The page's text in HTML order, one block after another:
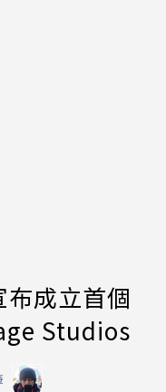
成立首個
Studios